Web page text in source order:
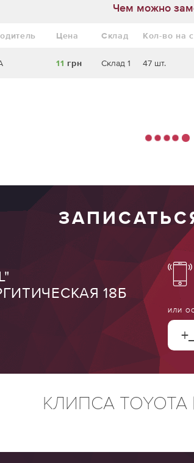
Чем можно
Цена Склад Кол-во на
11 грн Склад 1 47 шт.
18Б
ИЛИ
КЛИПСА TOYOTA |